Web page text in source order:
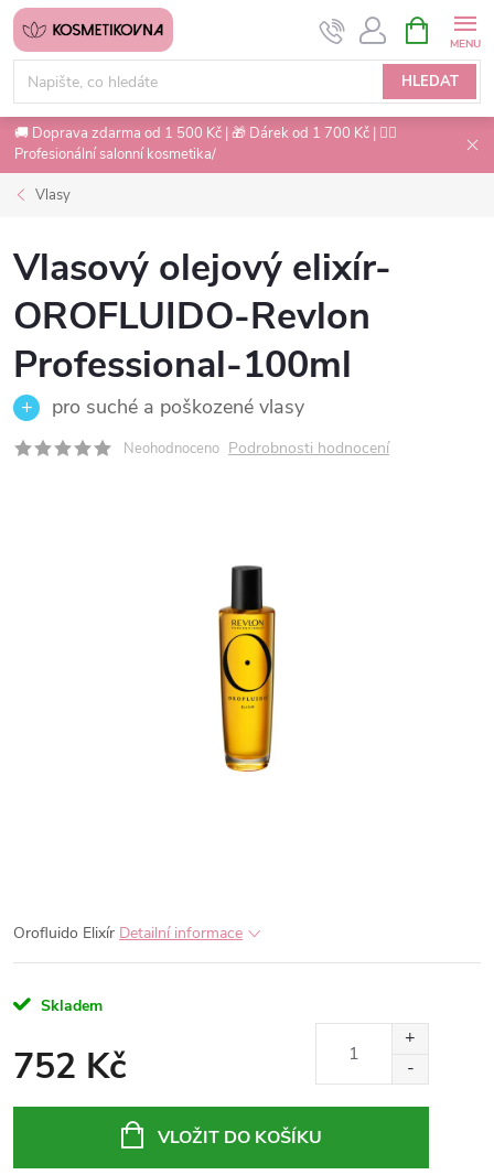
Přejít
obsah
HLEDAT
NÁKUPNÍ
KOŠÍK
🚚 Doprava zdarma od 1 500 Kč | 🎁 Dárek od 1 700 Kč | 💇‍♀️
Profesionální salonní kosmetika/
Vlasy
Vlasový olejový elixír-
OROFLUIDO-Revlon
Professional-100ml
pro suché a poškozené vlasy
Neohodnoceno Podrobnosti hodnocení
Orofluido Elixír Detailní informace
Skladem
752 Kč
VLOŽIT DO KOŠÍKU